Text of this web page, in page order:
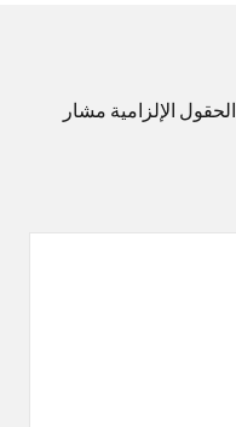
الحقول الإلزامية مشار